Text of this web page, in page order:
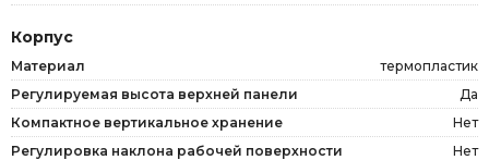
Корпус
Материал
термопластик
Регулируемая высота верхней панели
Да
Компактное вертикальное хранение
Нет
Регулировка наклона рабочей поверхности
Нет